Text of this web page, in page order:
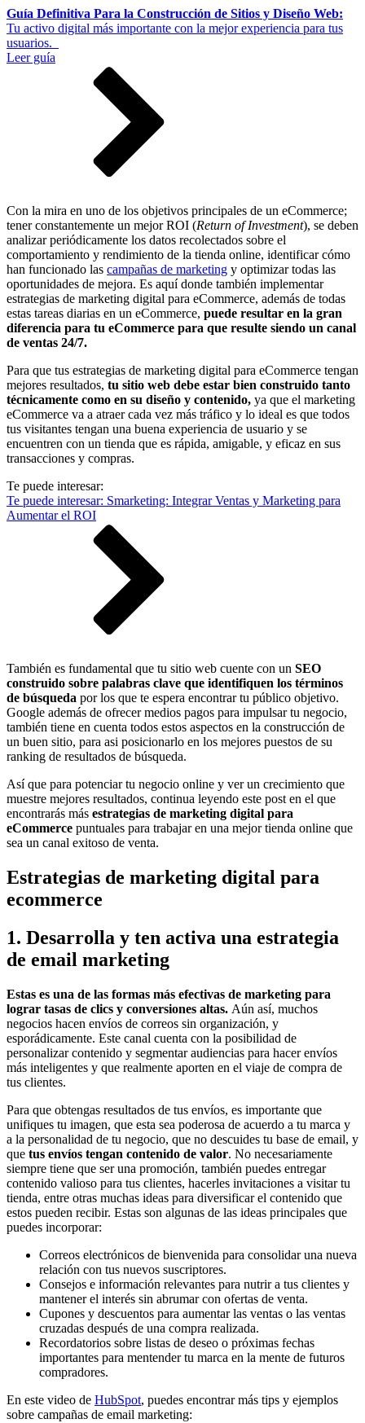
Guía Definitiva Para la Construcción de Sitios y Diseño Web:
Tu activo digital más importante con la mejor experiencia para tus
usuarios.
Leer guía
Con la mira en uno de los objetivos principales de un eCommerce;
tener constantemente un mejor ROI (Return of Investment), se deben
analizar periódicamente los datos recolectados sobre el
comportamiento y rendimiento de la tienda online, identificar cómo
han funcionado las campañas de marketing y optimizar todas las
oportunidades de mejora. Es aquí donde también implementar
estrategias de marketing digital para eCommerce, además de todas
estas tareas diarias en un eCommerce, puede resultar en la gran
diferencia para tu eCommerce para que resulte siendo un canal
de ventas 24/7.
Para que tus estrategias de marketing digital para eCommerce tengan
mejores resultados, tu sitio web debe estar bien construido tanto
técnicamente como en su diseño y contenido, ya que el marketing
eCommerce va a atraer cada vez más tráfico y lo ideal es que todos
tus visitantes tengan una buena experiencia de usuario y se
encuentren con un tienda que es rápida, amigable, y eficaz en sus
transacciones y compras.
Te puede interesar:
Te puede interesar: Smarketing: Integrar Ventas y Marketing para
Aumentar el ROI
También es fundamental que tu sitio web cuente con un SEO
construido sobre palabras clave que identifiquen los términos
de búsqueda por los que te espera encontrar tu público objetivo.
Google además de ofrecer medios pagos para impulsar tu negocio,
también tiene en cuenta todos estos aspectos en la construcción de
un buen sitio, para asi posicionarlo en los mejores puestos de su
ranking de resultados de búsqueda.
Así que para potenciar tu negocio online y ver un crecimiento que
muestre mejores resultados, continua leyendo este post en el que
encontrarás más estrategias de marketing digital para
eCommerce puntuales para trabajar en una mejor tienda online que
sea un canal exitoso de venta.
Estrategias de marketing digital para
ecommerce
1. Desarrolla y ten activa una estrategia
de email marketing
Estas es una de las formas más efectivas de marketing para
lograr tasas de clics y conversiones altas. Aún así, muchos
negocios hacen envíos de correos sin organización, y
esporádicamente. Este canal cuenta con la posibilidad de
personalizar contenido y segmentar audiencias para hacer envíos
más inteligentes y que realmente aporten en el viaje de compra de
tus clientes.
Para que obtengas resultados de tus envíos, es importante que
unifiques tu imagen, que esta sea poderosa de acuerdo a tu marca y
a la personalidad de tu negocio, que no descuides tu base de email, y
que tus envíos tengan contenido de valor. No necesariamente
siempre tiene que ser una promoción, también puedes entregar
contenido valioso para tus clientes, hacerles invitaciones a visitar tu
tienda, entre otras muchas ideas para diversificar el contenido que
estos pueden recibir. Estas son algunas de las ideas principales que
puedes incorporar:
Correos electrónicos de bienvenida para consolidar una nueva
relación con tus nuevos suscriptores.
Consejos e información relevantes para nutrir a tus clientes y
mantener el interés sin abrumar con ofertas de venta.
Cupones y descuentos para aumentar las ventas o las ventas
cruzadas después de una compra realizada.
Recordatorios sobre listas de deseo o próximas fechas
importantes para mentender tu marca en la mente de futuros
compradores.
En este video de HubSpot, puedes encontrar más tips y ejemplos
sobre campañas de email marketing: